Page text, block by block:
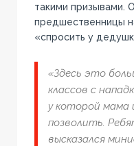
такими призывами.
предшественницы
«спросить у
«Здесь это
классов с
у которой мама
позволить.
высказался